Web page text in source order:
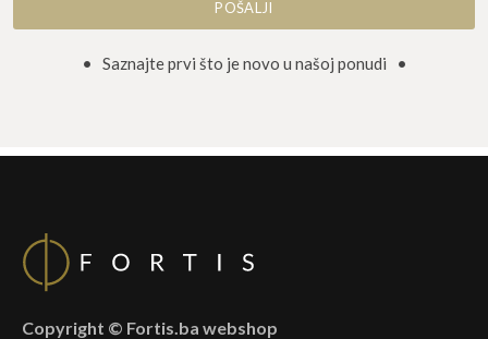
• Saznajte prvi što je novo u našoj ponudi •
Copyright © Fortis.ba webshop